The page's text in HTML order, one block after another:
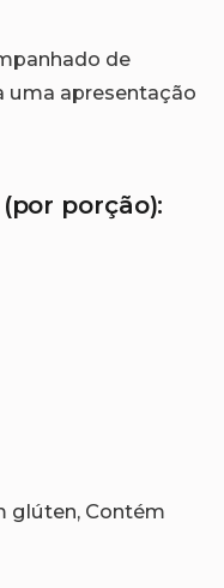
de
uma apresentação
porção):
glúten, Contém